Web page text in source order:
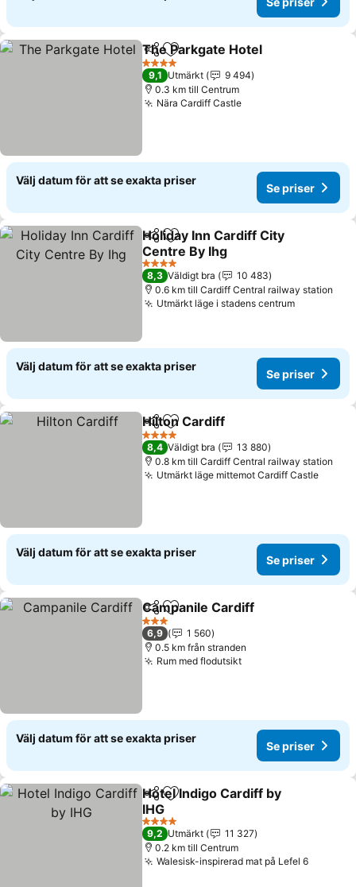
Dela Lägg till i Mina Favoriter
The Parkgate Hotel
4 Stjärnor
9,1 Utmärkt
9 494
0.3 km till Centrum
Nära Cardiff CastleSe priser
Välj datum för att se exakta priser
Se priser
Dela Lägg till i Mina Favoriter
Holiday Inn Cardiff City
Centre By Ihg
Se priser
4 Stjärnor
8,3 Väldigt bra
10 483
0.6 km till Cardiff Central railway station
Utmärkt läge i stadens centrumSe priser
Välj datum för att se exakta priser
Se priser
Dela Lägg till i Mina Favoriter
Hilton Cardiff
4 Stjärnor
8,4 Väldigt bra
13 880
0.8 km till Cardiff Central railway station
Utmärkt läge mittemot Cardiff CastleSe
Välj datum för att se exakta priser
Se priser
Dela Lägg till i Mina Favoriter
Campanile Cardiff
3 Stjärnor
6,9
1 560
0.5 km från stranden
Rum med flodutsiktSe priser
Välj datum för att se exakta priser
Se priser
Dela Lägg till i Mina Favoriter
Hotel Indigo Cardiff by
IHG
Se priser
4 Stjärnor
9,2 Utmärkt
11 327
0.2 km till Centrum
Walesisk-inspirerad mat på Lefel 6Se